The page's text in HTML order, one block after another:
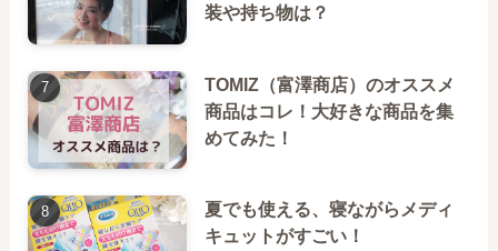
装や持ち物は？
TOMIZ（富澤商店）のオススメ
商品はコレ！大好きな商品を集
めてみた！
夏でも使える、寝ながらメディ
キュットがすごい！